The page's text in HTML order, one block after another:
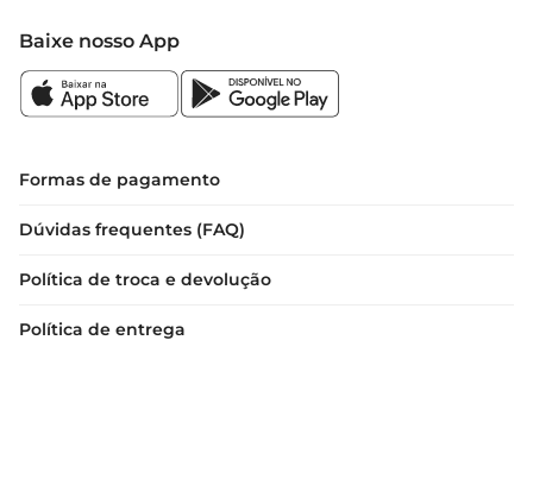
Baixe nosso App
Formas de pagamento
Dúvidas frequentes (FAQ)
Política de troca e devolução
Política de entrega